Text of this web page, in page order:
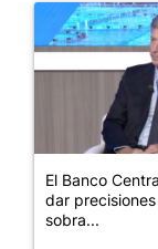
Un artículo de
El Banco
dar
sobra...